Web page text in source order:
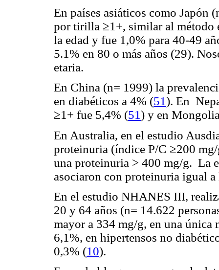
En países asiáticos como Japón
por tirilla ≥1+, similar al método
la edad y fue 1,0% para 40-49
5.1% en 80 o más años (29).
etaria.
En China (n= 1999) la
en diabéticos a 4% (51). En
≥1+ fue 5,4% (51) y en
En Australia, en el estudio
proteinuria (índice P/C ≥200
una proteinuria > 400 mg/g. La
asociaron con proteinuria igual
En el estudio NHANES III,
20 y 64 años (n= 14.622
mayor a 334 mg/g, en una única
6,1%, en hipertensos no
0,3% (10).